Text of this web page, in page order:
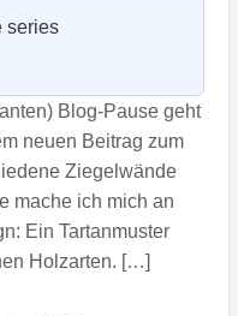
series
Blog-Pause geht
neuen Beitrag zum
Ziegelwände
mache ich mich an
Ein Tartanmuster
Holzarten. […]